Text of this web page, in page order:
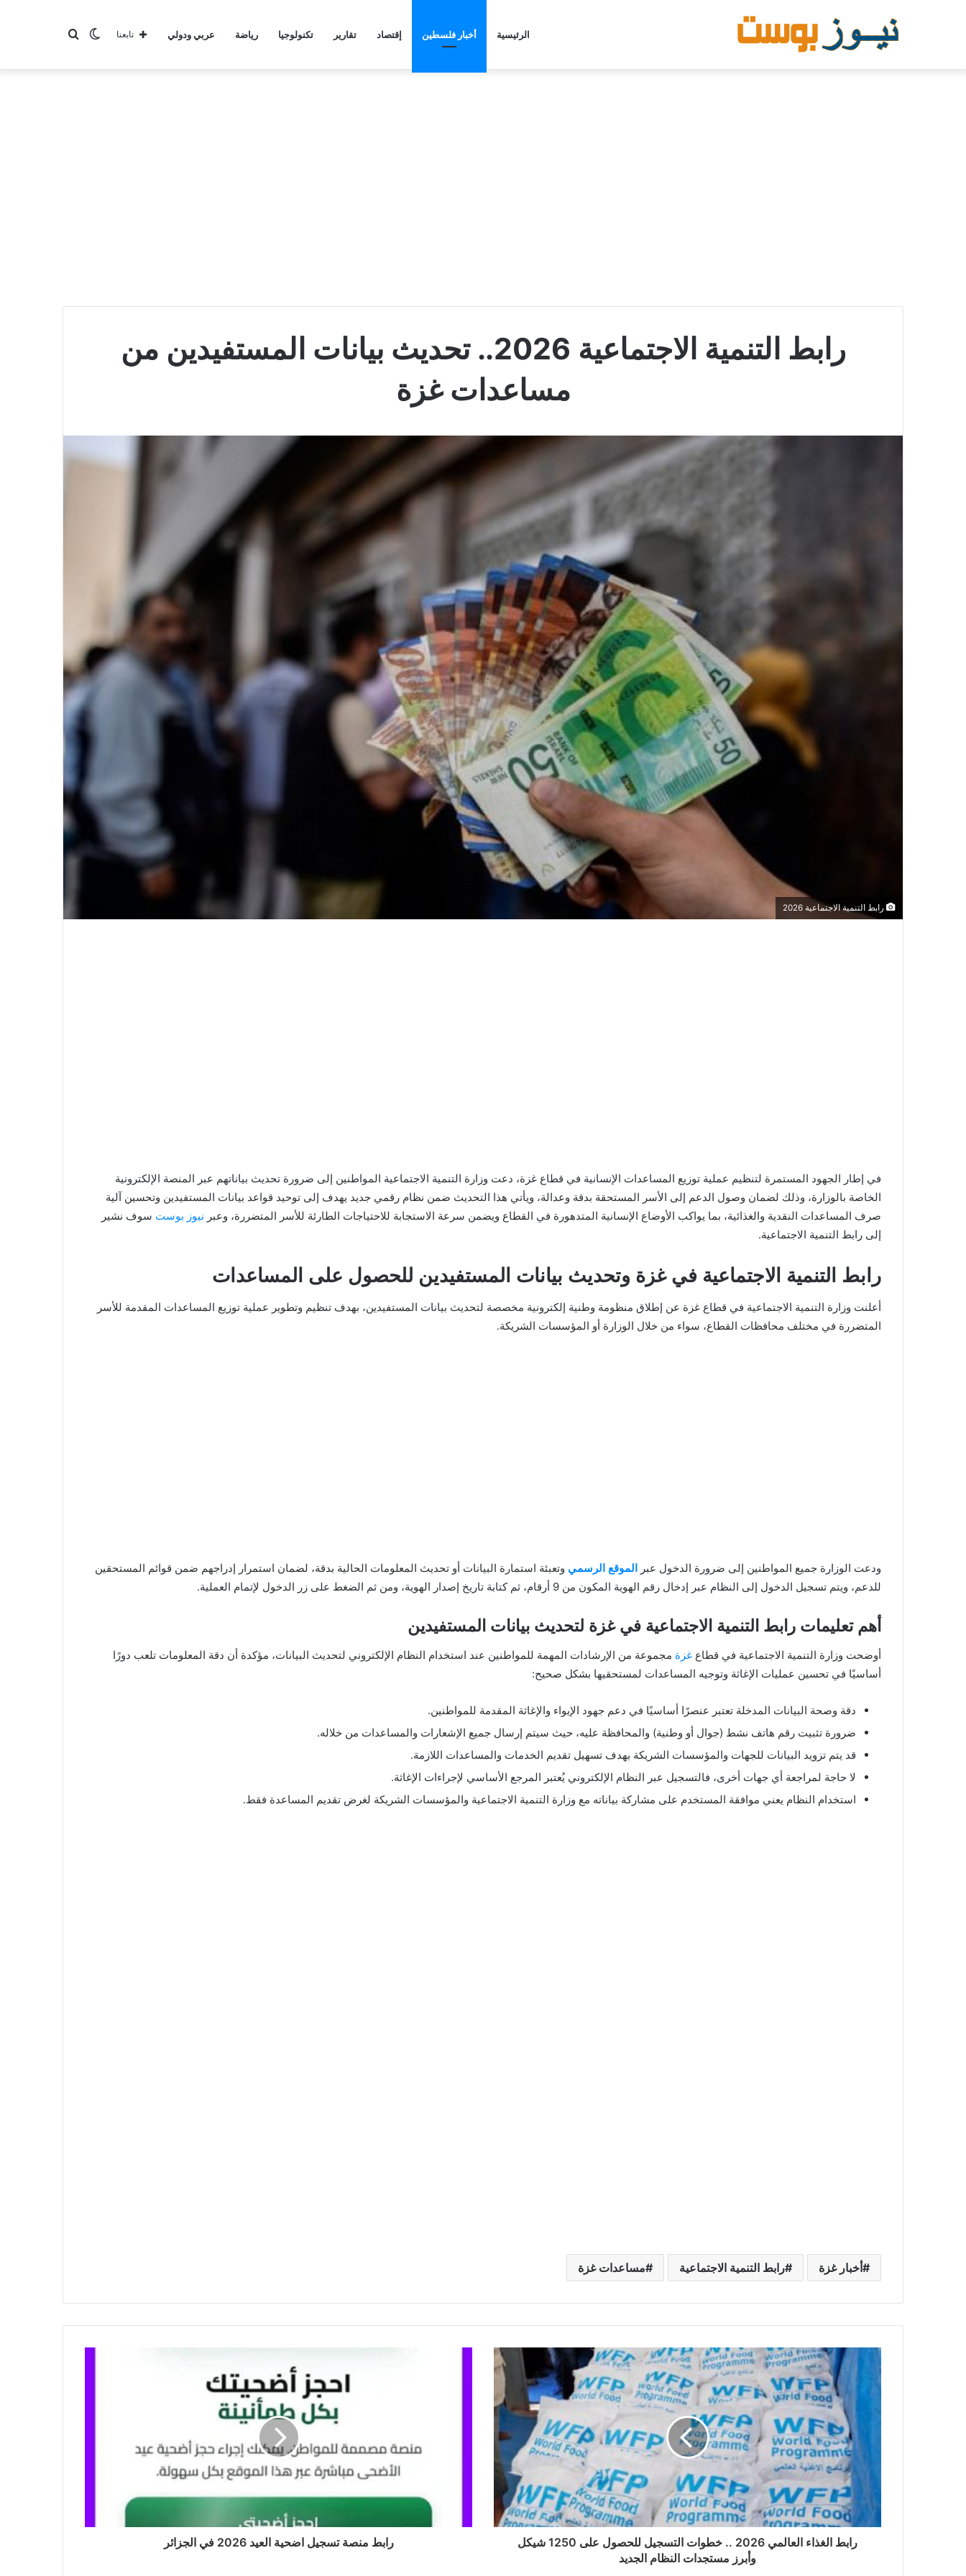
الرئيسية أخبار فلسطين إقتصاد تقارير تكنولوجيا رياضة عربي ودولي بحثالوضع تابعنا
رابط التنمية الاجتماعية 2026.. تحديث بيانات المستفيدين من
مساعدات غزة
رابط التنمية الاجتماعية 2026
في إطار الجهود المستمرة لتنظيم عملية توزيع المساعدات الإنسانية في قطاع غزة، دعت وزارة التنمية الاجتماعية المواطنين إلى ضرورة تحديث بياناتهم عبر المنصة الإلكترونية
الخاصة بالوزارة، وذلك لضمان وصول الدعم إلى الأسر المستحقة بدقة وعدالة، ويأتي هذا التحديث ضمن نظام رقمي جديد يهدف إلى توحيد قواعد بيانات المستفيدين وتحسين آلية
صرف المساعدات النقدية والغذائية، بما يواكب الأوضاع الإنسانية المتدهورة في القطاع ويضمن سرعة الاستجابة للاحتياجات الطارئة للأسر المتضررة، وعبر نيوز بوست سوف نشير
إلى رابط التنمية الاجتماعية.
رابط التنمية الاجتماعية في غزة وتحديث بيانات المستفيدين للحصول على المساعدات
أعلنت وزارة التنمية الاجتماعية في قطاع غزة عن إطلاق منظومة وطنية إلكترونية مخصصة لتحديث بيانات المستفيدين، بهدف تنظيم وتطوير عملية توزيع المساعدات المقدمة للأسر
المتضررة في مختلف محافظات القطاع، سواء من خلال الوزارة أو المؤسسات الشريكة.
ودعت الوزارة جميع المواطنين إلى ضرورة الدخول عبر الموقع الرسمي وتعبئة استمارة البيانات أو تحديث المعلومات الحالية بدقة، لضمان استمرار إدراجهم ضمن قوائم المستحقين
للدعم، ويتم تسجيل الدخول إلى النظام عبر إدخال رقم الهوية المكون من 9 أرقام، ثم كتابة تاريخ إصدار الهوية، ومن ثم الضغط على زر الدخول لإتمام العملية.
أهم تعليمات رابط التنمية الاجتماعية في غزة لتحديث بيانات المستفيدين
أوضحت وزارة التنمية الاجتماعية في قطاع غزة مجموعة من الإرشادات المهمة للمواطنين عند استخدام النظام الإلكتروني لتحديث البيانات، مؤكدة أن دقة المعلومات تلعب دورًا
أساسيًا في تحسين عمليات الإغاثة وتوجيه المساعدات لمستحقيها بشكل صحيح:
دقة وصحة البيانات المدخلة تعتبر عنصرًا أساسيًا في دعم جهود الإيواء والإغاثة المقدمة للمواطنين.
ضرورة تثبيت رقم هاتف نشط (جوال أو وطنية) والمحافظة عليه، حيث سيتم إرسال جميع الإشعارات والمساعدات من خلاله.
قد يتم تزويد البيانات للجهات والمؤسسات الشريكة بهدف تسهيل تقديم الخدمات والمساعدات اللازمة.
لا حاجة لمراجعة أي جهات أخرى، فالتسجيل عبر النظام الإلكتروني يُعتبر المرجع الأساسي لإجراءات الإغاثة.
استخدام النظام يعني موافقة المستخدم على مشاركة بياناته مع وزارة التنمية الاجتماعية والمؤسسات الشريكة لغرض تقديم المساعدة فقط.
أخبار غزة رابط التنمية الاجتماعية مساعدات غزة
رابط الغذاء العالمي 2026 .. خطوات التسجيل للحصول على 1250 شيكل
وأبرز مستجدات النظام الجديد
رابط منصة تسجيل اضحية العيد 2026 في الجزائر